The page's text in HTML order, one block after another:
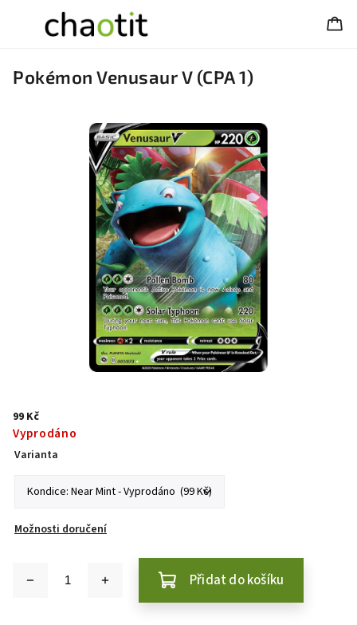
Pokémon Venusaur V (CPA 1)
99 Kč
Vyprodáno
Varianta
Možnosti doručení
Přidat do košíku